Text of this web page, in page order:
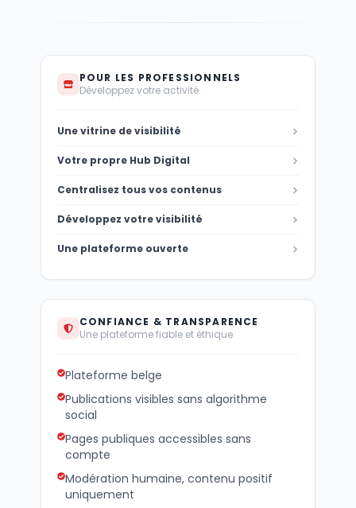
POUR LES PROFESSIONNELS
Développez votre activité
Une vitrine de visibilité
Votre propre Hub Digital
Centralisez tous vos contenus
Développez votre visibilité
Une plateforme ouverte
CONFIANCE & TRANSPARENCE
Une plateforme fiable et éthique
Plateforme belge
Publications visibles sans algorithme
social
Pages publiques accessibles sans
compte
Modération humaine, contenu positif
uniquement